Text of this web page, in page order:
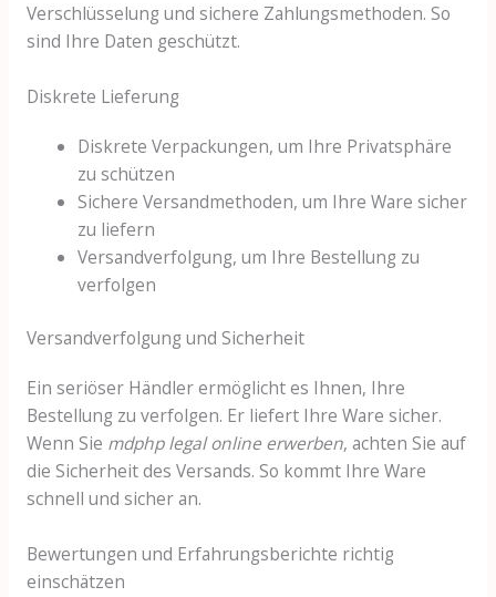
Verschlüsselung und sichere Zahlungsmethoden. So
sind Ihre Daten geschützt.
Diskrete Lieferung
Diskrete Verpackungen, um Ihre Privatsphäre
zu schützen
Sichere Versandmethoden, um Ihre Ware sicher
zu liefern
Versandverfolgung, um Ihre Bestellung zu
verfolgen
Versandverfolgung und Sicherheit
Ein seriöser Händler ermöglicht es Ihnen, Ihre
Bestellung zu verfolgen. Er liefert Ihre Ware sicher.
Wenn Sie mdphp legal online erwerben, achten Sie auf
die Sicherheit des Versands. So kommt Ihre Ware
schnell und sicher an.
Bewertungen und Erfahrungsberichte richtig
einschätzen